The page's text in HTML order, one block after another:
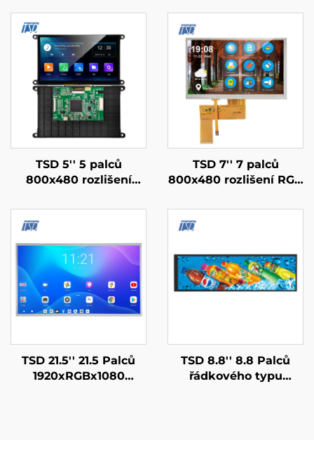
TSD 5'' 5 palců
800x480 rozlišení
UART/RS232/RS485
sériový port Rozhraní
chytrý displejový
modul
TSD 7'' 7 palců
800x480 rozlišení RGB
LCD obrazovka s
TSD 21.5'' 21.5 Palců
1920xRGBx1080
TSD 8.8'' 8.8 Palců
řádkového typu